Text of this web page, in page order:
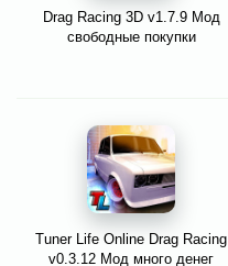
Drag Racing 3D v1.7.9 Мод
свободные покупки
Tuner Life Online Drag Racing
v0.3.12 Мод много денег